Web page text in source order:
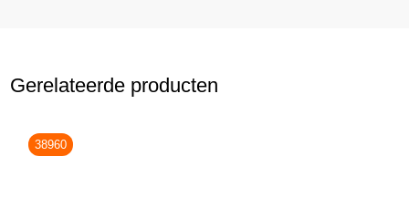
Gerelateerde producten
38960